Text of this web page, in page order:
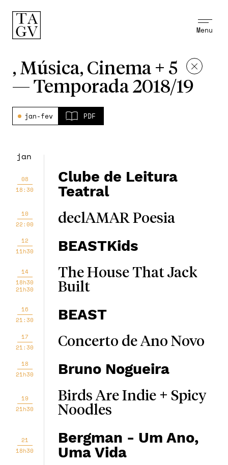
Menu
, Música, Cinema + 5
— Temporada 2018/19
jan-fev PDF
jan
08
18:30
Clube de Leitura
Teatral
10
22:00
declAMAR Poesia
12
11h30
BEASTKids
14
18h30
21h30
The House That Jack
Built
16
21:30
BEAST
17
21:30
Concerto de Ano Novo
18
21h30
Bruno Nogueira
19
21h30
Birds Are Indie + Spicy
Noodles
21
18h30
Bergman - Um Ano,
Uma Vida